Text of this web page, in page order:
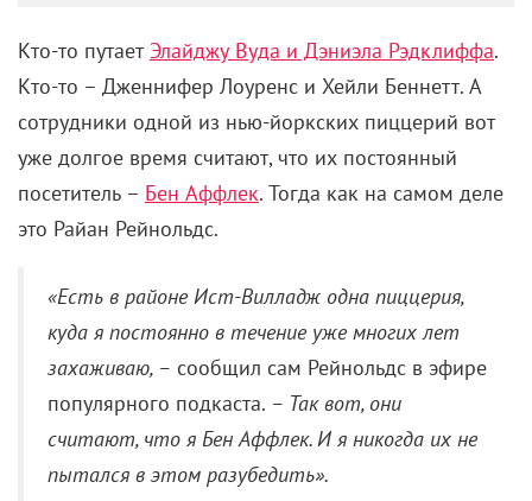
Кто-то путает Элайджу Вуда и Дэниэла Рэдклиффа.
Кто-то – Дженнифер Лоуренс и Хейли Беннетт. А
сотрудники одной из нью-йоркских пиццерий вот
уже долгое время считают, что их постоянный
посетитель – Бен Аффлек. Тогда как на самом деле
это Райан Рейнольдс.
«Есть в районе Ист-Вилладж одна пиццерия,
куда я постоянно в течение уже многих лет
захаживаю, – сообщил сам Рейнольдс в эфире
популярного подкаста. – Так вот, они
считают, что я Бен Аффлек. И я никогда их не
пытался в этом разубедить».